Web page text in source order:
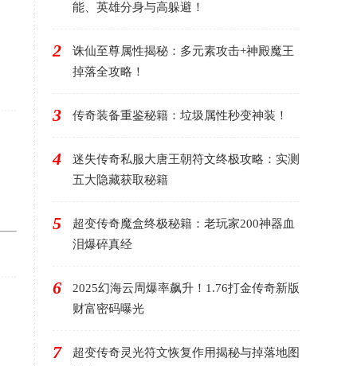
能、英雄分身与高躲避！
2
诛仙至尊属性揭秘：多元素攻击+神殿魔王
掉落全攻略！
3 传奇装备重鉴秘籍：垃圾属性秒变神装！
4
迷失传奇私服大唐王朝符文终极攻略：实测
五大隐藏获取秘籍
5
超变传奇魔盒终极秘籍：老玩家200神器血
泪爆碎真经
6
2025幻海云周爆率飙升！1.76打金传奇新版
财富密码曝光
7
超变传奇灵光符文恢复作用揭秘与掉落地图